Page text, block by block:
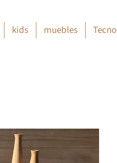
kids muebles Tecno